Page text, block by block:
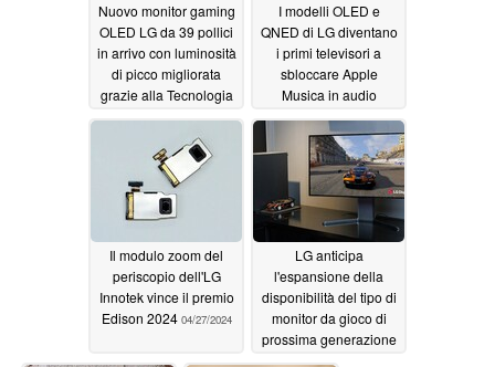
Nuovo monitor gaming
OLED LG da 39 pollici
in arrivo con luminosità
di picco migliorata
grazie alla Tecnologia
META 2.005/23/2024
I modelli OLED e
QNED di LG diventano
i primi televisori a
sbloccare Apple
Musica in audio
spaziale con Dolby
Atmos05/07/2024
Il modulo zoom del
periscopio dell'LG
Innotek vince il premio
Edison 2024 04/27/2024
LG anticipa
l'espansione della
disponibilità del tipo di
monitor da gioco di
prossima generazione
240/480Hz Dual Mode